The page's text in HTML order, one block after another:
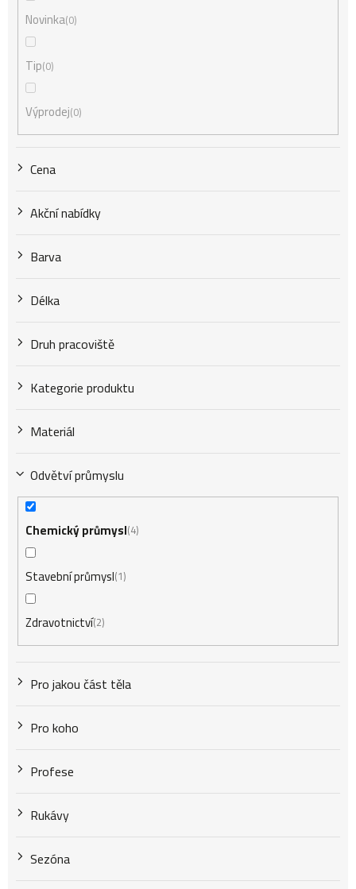
d
u
k
Novinka 0
Tip 0
Výprodej 0
Cena
Akční nabídky
Barva
Délka
Druh pracoviště
Kategorie produktu
Materiál
Odvětví průmyslu
Chemický průmysl 4
Stavební průmysl 1
Zdravotnictví2
Pro jakou část těla
Pro koho
Profese
Rukávy
Sezóna